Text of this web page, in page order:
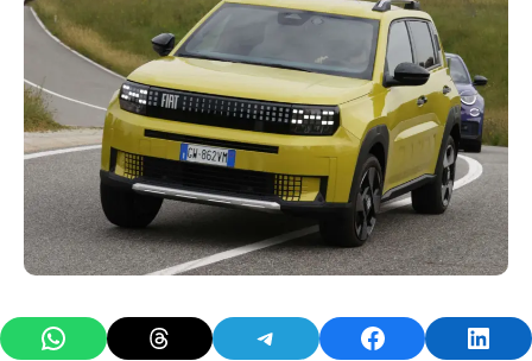
Share on WhatsAppShare on ThreadsShare on TelegramShare on Facebook